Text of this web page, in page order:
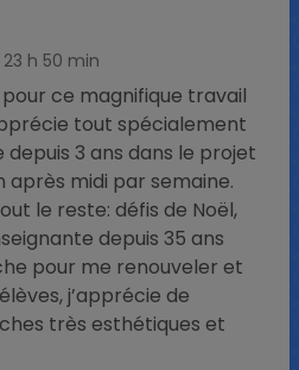
h 50 min
ce magnifique travail
tout spécialement
3 ans dans le projet
après midi par semaine.
le reste: défis de Noël,
depuis 35 ans
pour me renouveler et
j’apprécie de
très esthétiques et